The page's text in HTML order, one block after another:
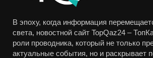
В эпоху, когда информация
света, новостной сайт TopQaz24 –
роли проводника, который не только
актуальные события, но и раскрывает